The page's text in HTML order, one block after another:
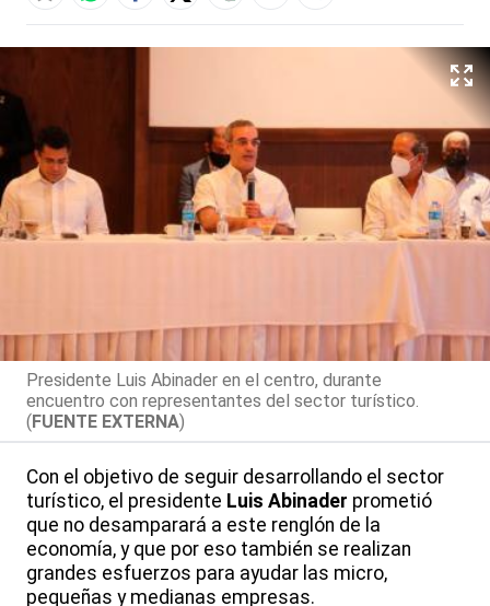
Presidente Luis Abinader en el centro, durante
encuentro con representantes del sector turístico.
(FUENTE EXTERNA)
Con el objetivo de seguir desarrollando el sector
turístico, el presidente Luis Abinader prometió
que no desamparará a este renglón de la
economía, y que por eso también se realizan
grandes esfuerzos para ayudar las micro,
pequeñas y medianas empresas.